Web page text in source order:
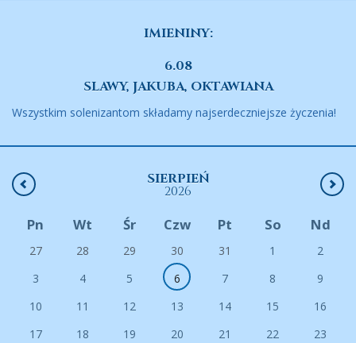
IMIENINY:
6.08
SLAWY, JAKUBA, OKTAWIANA
Wszystkim solenizantom składamy najserdeczniejsze życzenia!
SIERPIEŃ
2026
Pn Wt Śr Czw Pt So Nd
27 28 29 30 31 1
2
3
4 5 6 7 8
9
10
11 12 13 14 15
16
17
18 19 20 21 22
23